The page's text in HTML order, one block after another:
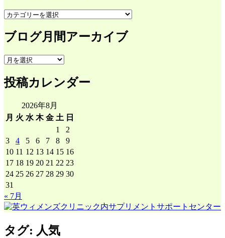
ブ
グ
カ
テ
ゴ
リ
ー
ブログ月間アーカイブ
ブ
グ
月
ア
ー
イ
ブ
投稿カレンダー
2026年8月
月 火 水 木 金 土 日
1
2
3
4 5 6 7 8
9
10 11 12 13 14 15 16
17 18 19 20 21 22 23
24 25 26 27 28 29 30
31
« 7月
タグ: 人気